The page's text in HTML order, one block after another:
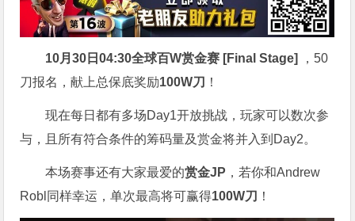
10月30日04:30全球百W赏金赛 [Final Stage]
，50
刀报名，献上总保底奖励100W刀 ！
现在每日都有多场Day1开放挑战，玩家可以数次参
与，且所有符合条件的筹码量及赏金将并入到Day2。
本场赛事还有大家最爱的赏金JP ，若你和Andrew
Robl同样幸运，单次最高将可赢得100W刀 ！